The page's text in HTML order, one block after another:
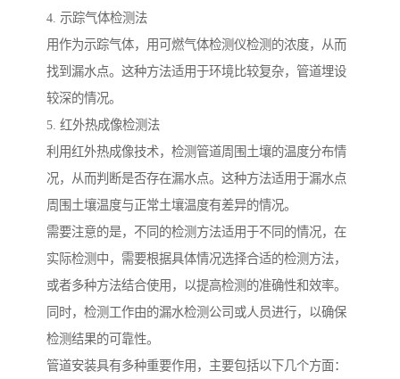
4. 示踪气体检测法
用作为示踪气体，用可燃气体检测仪检测的浓度，从而
找到漏水点。这种方法适用于环境比较复杂，管道埋设
较深的情况。
5. 红外热成像检测法
利用红外热成像技术，检测管道周围土壤的温度分布情
况，从而判断是否存在漏水点。这种方法适用于漏水点
周围土壤温度与正常土壤温度有差异的情况。
需要注意的是，不同的检测方法适用于不同的情况，在
实际检测中，需要根据具体情况选择合适的检测方法，
或者多种方法结合使用，以提高检测的准确性和效率。
同时，检测工作由的漏水检测公司或人员进行，以确保
检测结果的可靠性。
管道安装具有多种重要作用，主要包括以下几个方面：